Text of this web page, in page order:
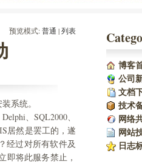
预览模式:普通 | 列表
系统。
、SQL2000、
居然是罢工的，遂
经过对所有软件及
即将此服务禁止，
博客
公司
文档
技术
网络
网站
日志